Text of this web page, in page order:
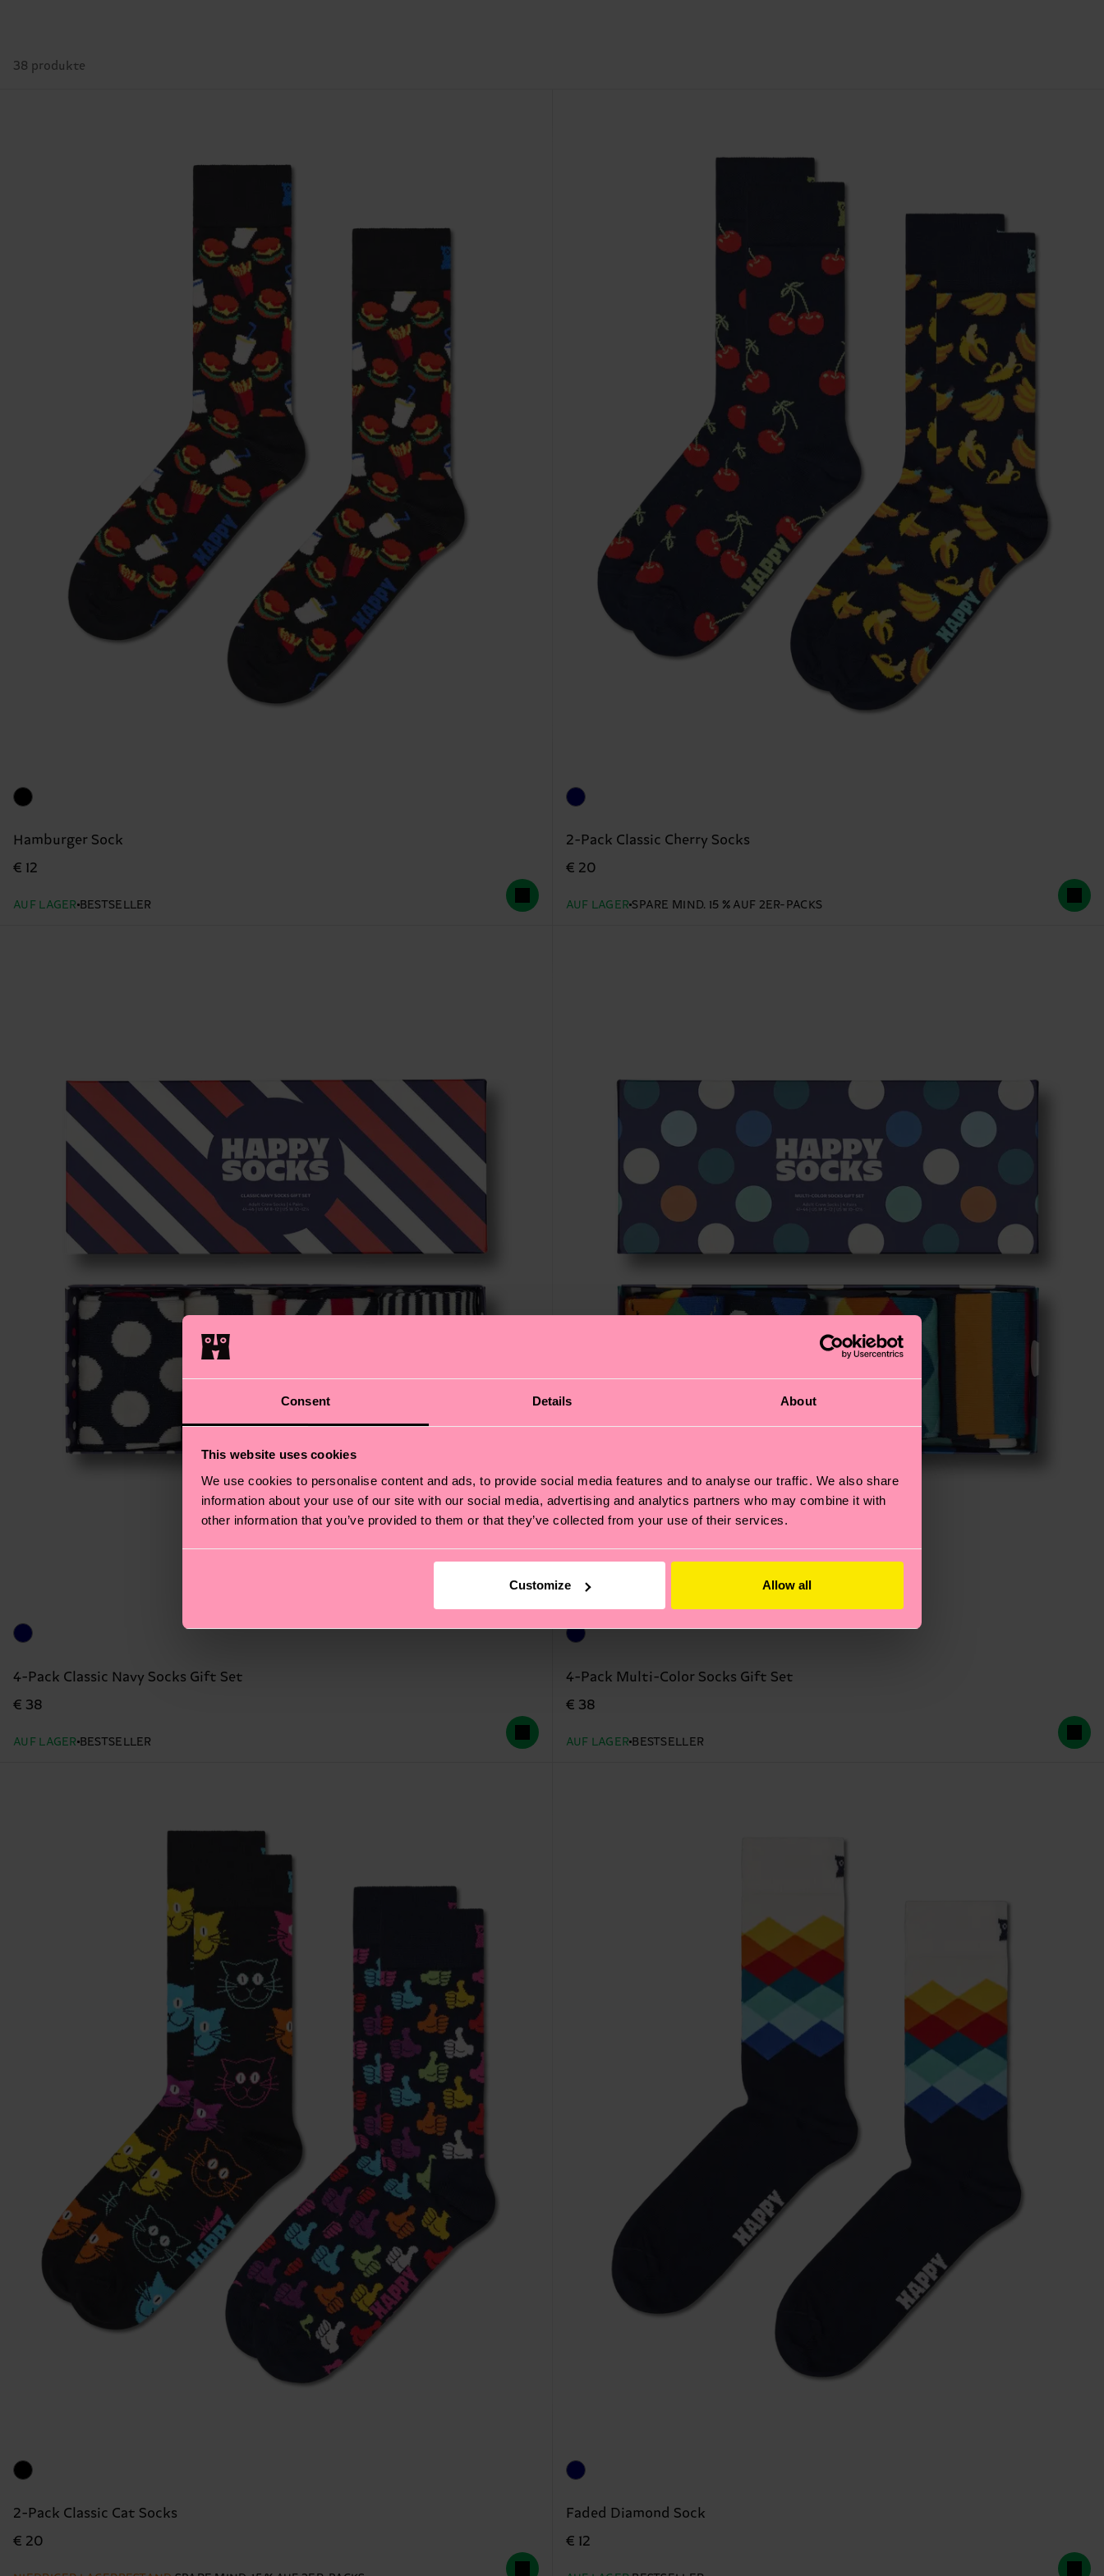
Consent Details About
This website uses cookies
We use cookies to personalise content and ads, to provide social media features and to analyse our traffic. We also share
information about your use of our site with our social media, advertising and analytics partners who may combine it with
other information that you’ve provided to them or that they’ve collected from your use of their services.
Customize Allow all
38 produkte
Hamburger Sock
€ 12
AUF LAGER BESTSELLER
2-Pack Classic Cherry Socks
€ 20
AUF LAGER SPARE MIND. 15 % AUF 2ER-PACKS
4-Pack Classic Navy Socks Gift Set
€ 38
AUF LAGER BESTSELLER
4-Pack Multi-Color Socks Gift Set
€ 38
AUF LAGER BESTSELLER
2-Pack Classic Cat Socks
€ 20
Faded Diamond Sock
€ 12